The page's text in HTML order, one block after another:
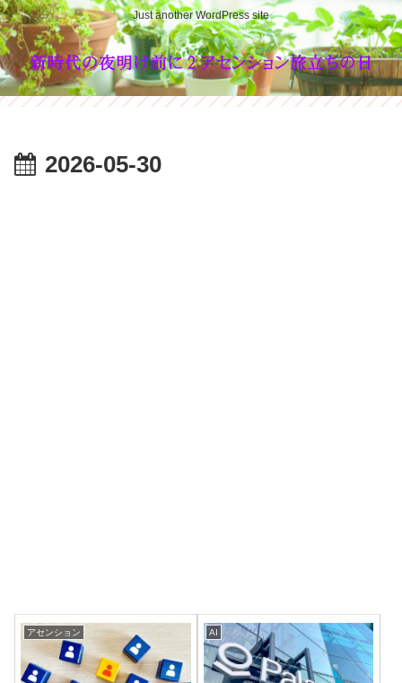
Just another WordPress site
2026-05-30
アセンション AI